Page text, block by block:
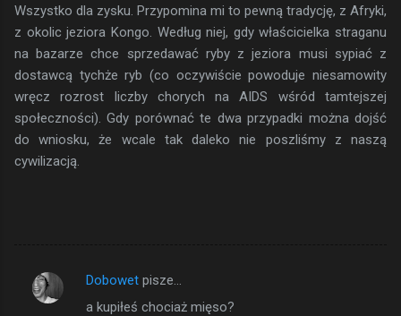
Wszystko dla zysku. Przypomina mi to pewną tradycję, z Afryki,
z okolic jeziora Kongo. Według niej, gdy właścicielka straganu
na bazarze chce sprzedawać ryby z jeziora musi sypiać z
dostawcą tychże ryb (co oczywiście powoduje niesamowity
wręcz rozrost liczby chorych na AIDS wśród tamtejszej
społeczności). Gdy porównać te dwa przypadki można dojść
do wniosku, że wcale tak daleko nie poszliśmy z naszą
cywilizacją.
K
Dobowet pisze…
a kupiłeś chociaż mięso?